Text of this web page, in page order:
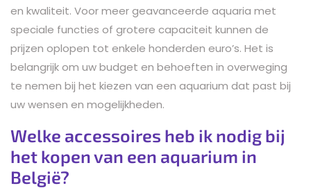
en kwaliteit. Voor meer geavanceerde aquaria met
speciale functies of grotere capaciteit kunnen de
prijzen oplopen tot enkele honderden euro’s. Het is
belangrijk om uw budget en behoeften in overweging
te nemen bij het kiezen van een aquarium dat past bij
uw wensen en mogelijkheden.
Welke accessoires heb ik nodig bij
het kopen van een aquarium in
België?